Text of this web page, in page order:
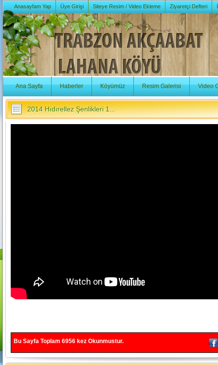
Anasayfam Yap Üye Girişi Siteye Resim / Video Ekleme Ziyaretçi Defteri
Ana Sayfa Haberler Köyümüz Resim Galerisi Video
2014 Hıdırellez Şenlikleri 1...
Bu Sayfa Toplam 6956kez Okunmustur.